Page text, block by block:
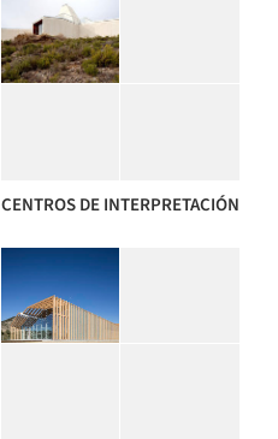
CENTROS DE INTERPRETACIÓN